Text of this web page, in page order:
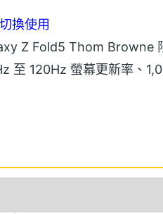
換使用
Z Fold5 Thom Browne
至 120Hz 螢幕更新率、
螢幕，擁有 1,750nits 峰
慧動態調節，提升順暢顯
Z Fold5 Thom Browne
白、藍三色條紋經典識別